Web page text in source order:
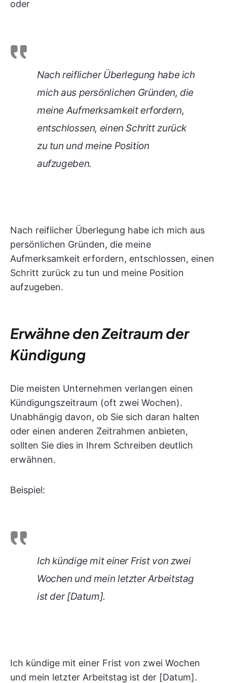
oder
Nach reiflicher Überlegung habe ich
mich aus persönlichen Gründen, die
meine Aufmerksamkeit erfordern,
entschlossen, einen Schritt zurück
zu tun und meine Position
aufzugeben.
Nach reiflicher Überlegung habe ich mich aus
persönlichen Gründen, die meine
Aufmerksamkeit erfordern, entschlossen, einen
Schritt zurück zu tun und meine Position
aufzugeben.
Erwähne den Zeitraum der
Kündigung
Die meisten Unternehmen verlangen einen
Kündigungszeitraum (oft zwei Wochen).
Unabhängig davon, ob Sie sich daran halten
oder einen anderen Zeitrahmen anbieten,
sollten Sie dies in Ihrem Schreiben deutlich
erwähnen.
Beispiel:
Ich kündige mit einer Frist von zwei
Wochen und mein letzter Arbeitstag
ist der [Datum].
Ich kündige mit einer Frist von zwei Wochen
und mein letzter Arbeitstag ist der [Datum].